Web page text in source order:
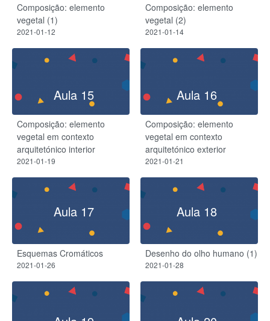
Composição: elemento
vegetal (1)
2021-01-12
Composição: elemento
vegetal (2)
2021-01-14
Aula 15
Composição: elemento
vegetal em contexto
arquitetónico interior
2021-01-19
Aula 16
Composição: elemento
vegetal em contexto
arquitetónico exterior
2021-01-21
Aula 17
Esquemas Cromáticos
2021-01-26
Aula 18
Desenho do olho humano (1)
2021-01-28